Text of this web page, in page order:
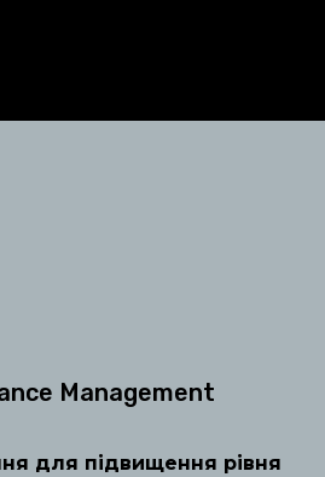
Management
для підвищення рівня